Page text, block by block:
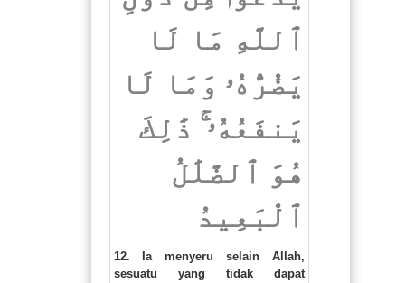
ٱللَّهِ مَا لَا
يَضُرُّهُۥ وَمَا لَا
يَنفَعُهُۥ ۚ ذَٰلِكَ
هُوَ ٱلضَّلَٰلُ
ٱلْبَعِيدُ
12. Ia menyeru selain Allah,
sesuatu yang tidak dapat